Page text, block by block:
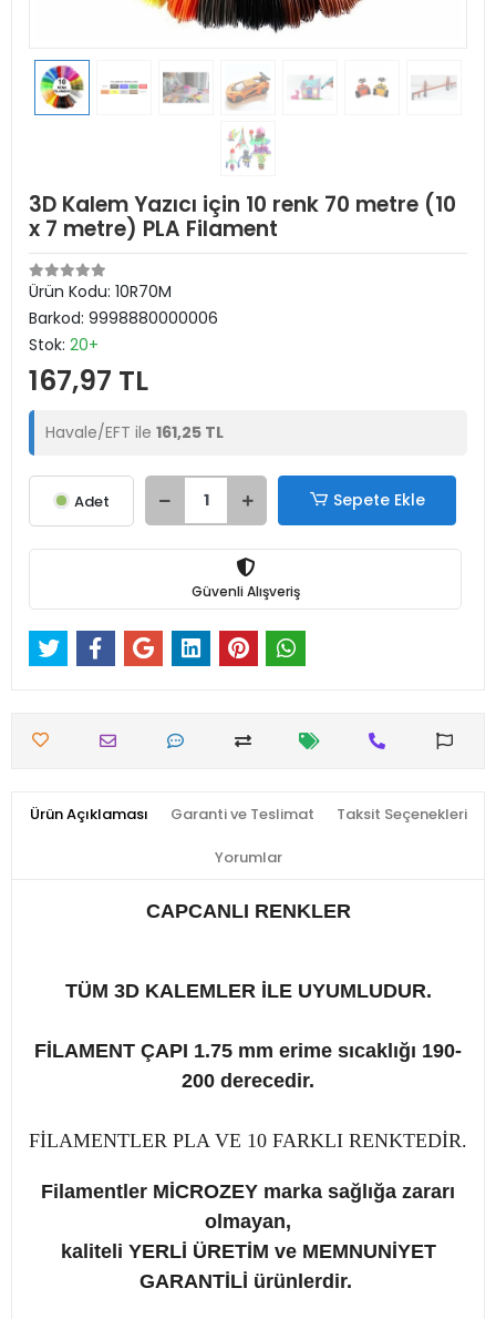
3D Kalem Yazıcı için 10 renk 70 metre (10
x 7 metre) PLA Filament
Ürün Kodu: 10R70M
Barkod: 9998880000006
Stok: 20+
167,97 TL
Havale/EFT ile 161,25 TL
Adet Sepete Ekle
Güvenli Alışveriş
Ürün Açıklaması Garanti ve Teslimat Taksit Seçenekleri
Yorumlar
CAPCANLI RENKLER
TÜM 3D KALEMLER İLE UYUMLUDUR.
FİLAMENT ÇAPI 1.75 mm erime sıcaklığı 190-
200 derecedir.
FİLAMENTLER PLA VE 10 FARKLI RENKTEDİR.
Filamentler MİCROZEY marka sağlığa zararı
olmayan,
kaliteli YERLİ ÜRETİM ve MEMNUNİYET
GARANTİLİ ürünlerdir.